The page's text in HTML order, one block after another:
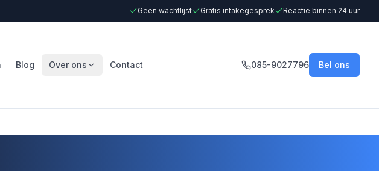
Geen wachtlijst Gratis intakegesprek Reactie binnen 24 uur
Blog Over ons Contact 085-9027796 Bel ons